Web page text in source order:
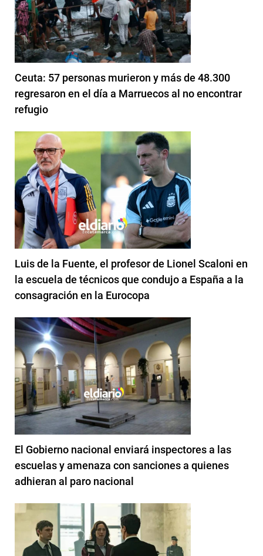
Ceuta: 57 personas murieron y más de 48.300
regresaron en el día a Marruecos al no encontrar
refugio
Luis de la Fuente, el profesor de Lionel Scaloni en
la escuela de técnicos que condujo a España a la
consagración en la Eurocopa
El Gobierno nacional enviará inspectores a las
escuelas y amenaza con sanciones a quienes
adhieran al paro nacional